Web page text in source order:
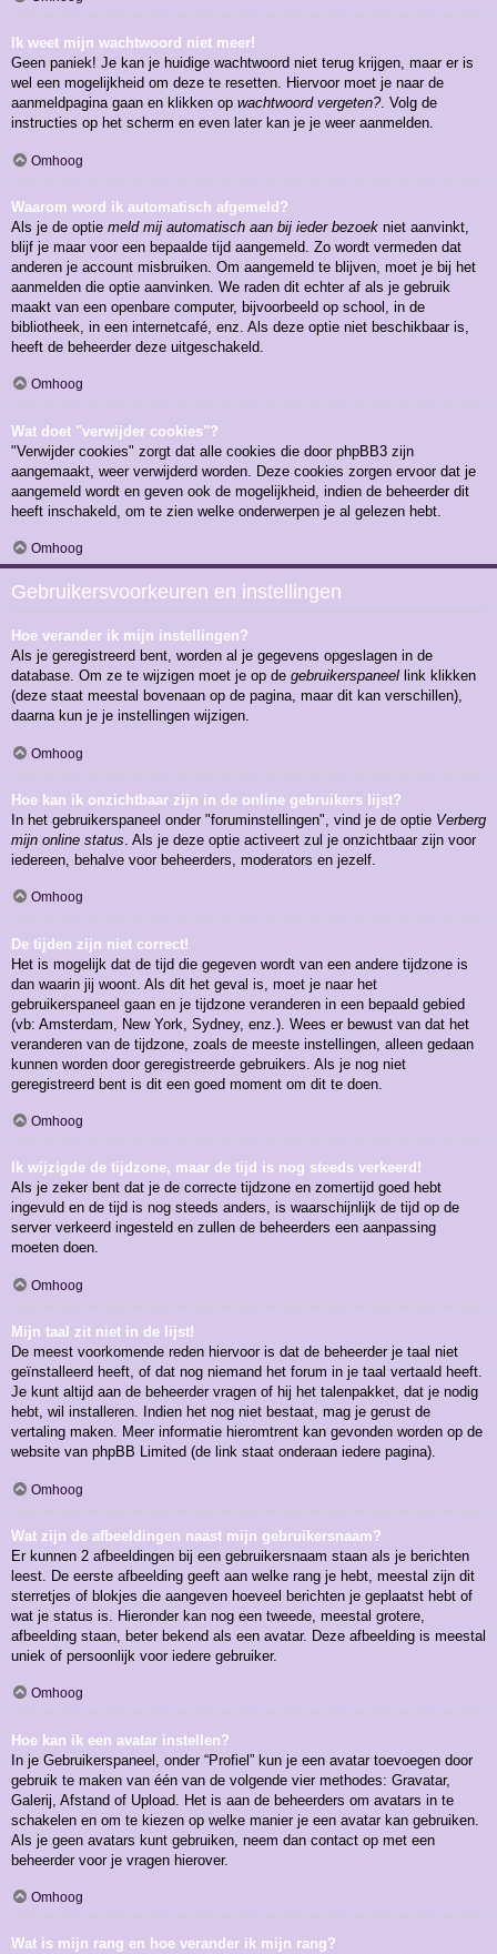
Ik weet mijn wachtwoord niet meer!
Geen paniek! Je kan je huidige wachtwoord niet terug krijgen, maar er is
wel een mogelijkheid om deze te resetten. Hiervoor moet je naar de
aanmeldpagina gaan en klikken op wachtwoord vergeten?. Volg de
instructies op het scherm en even later kan je je weer aanmelden.
Omhoog
Waarom word ik automatisch afgemeld?
Als je de optie meld mij automatisch aan bij ieder bezoek niet aanvinkt,
blijf je maar voor een bepaalde tijd aangemeld. Zo wordt vermeden dat
anderen je account misbruiken. Om aangemeld te blijven, moet je bij het
aanmelden die optie aanvinken. We raden dit echter af als je gebruik
maakt van een openbare computer, bijvoorbeeld op school, in de
bibliotheek, in een internetcafé, enz. Als deze optie niet beschikbaar is,
heeft de beheerder deze uitgeschakeld.
Omhoog
Wat doet "verwijder cookies"?
"Verwijder cookies" zorgt dat alle cookies die door phpBB3 zijn
aangemaakt, weer verwijderd worden. Deze cookies zorgen ervoor dat je
aangemeld wordt en geven ook de mogelijkheid, indien de beheerder dit
heeft inschakeld, om te zien welke onderwerpen je al gelezen hebt.
Omhoog
Gebruikersvoorkeuren en instellingen
Hoe verander ik mijn instellingen?
Als je geregistreerd bent, worden al je gegevens opgeslagen in de
database. Om ze te wijzigen moet je op de gebruikerspaneel link klikken
(deze staat meestal bovenaan op de pagina, maar dit kan verschillen),
daarna kun je je instellingen wijzigen.
Omhoog
Hoe kan ik onzichtbaar zijn in de online gebruikers lijst?
In het gebruikerspaneel onder "foruminstellingen", vind je de optie Verberg
mijn online status . Als je deze optie activeert zul je onzichtbaar zijn voor
iedereen, behalve voor beheerders, moderators en jezelf.
Omhoog
De tijden zijn niet correct!
Het is mogelijk dat de tijd die gegeven wordt van een andere tijdzone is
dan waarin jij woont. Als dit het geval is, moet je naar het
gebruikerspaneel gaan en je tijdzone veranderen in een bepaald gebied
(vb: Amsterdam, New York, Sydney, enz.). Wees er bewust van dat het
veranderen van de tijdzone, zoals de meeste instellingen, alleen gedaan
kunnen worden door geregistreerde gebruikers. Als je nog niet
geregistreerd bent is dit een goed moment om dit te doen.
Omhoog
Ik wijzigde de tijdzone, maar de tijd is nog steeds verkeerd!
Als je zeker bent dat je de correcte tijdzone en zomertijd goed hebt
ingevuld en de tijd is nog steeds anders, is waarschijnlijk de tijd op de
server verkeerd ingesteld en zullen de beheerders een aanpassing
moeten doen.
Omhoog
Mijn taal zit niet in de lijst!
De meest voorkomende reden hiervoor is dat de beheerder je taal niet
geïnstalleerd heeft, of dat nog niemand het forum in je taal vertaald heeft.
Je kunt altijd aan de beheerder vragen of hij het talenpakket, dat je nodig
hebt, wil installeren. Indien het nog niet bestaat, mag je gerust de
vertaling maken. Meer informatie hieromtrent kan gevonden worden op de
website van phpBB Limited (de link staat onderaan iedere pagina).
Omhoog
Wat zijn de afbeeldingen naast mijn gebruikersnaam?
Er kunnen 2 afbeeldingen bij een gebruikersnaam staan als je berichten
leest. De eerste afbeelding geeft aan welke rang je hebt, meestal zijn dit
sterretjes of blokjes die aangeven hoeveel berichten je geplaatst hebt of
wat je status is. Hieronder kan nog een tweede, meestal grotere,
afbeelding staan, beter bekend als een avatar. Deze afbeelding is meestal
uniek of persoonlijk voor iedere gebruiker.
Omhoog
Hoe kan ik een avatar instellen?
In je Gebruikerspaneel, onder “Profiel” kun je een avatar toevoegen door
gebruik te maken van één van de volgende vier methodes: Gravatar,
Galerij, Afstand of Upload. Het is aan de beheerders om avatars in te
schakelen en om te kiezen op welke manier je een avatar kan gebruiken.
Als je geen avatars kunt gebruiken, neem dan contact op met een
beheerder voor je vragen hierover.
Omhoog
Wat is mijn rang en hoe verander ik mijn rang?